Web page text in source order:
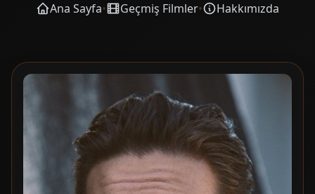
Ana Sayfa• Geçmiş Filmler• Hakkımızda